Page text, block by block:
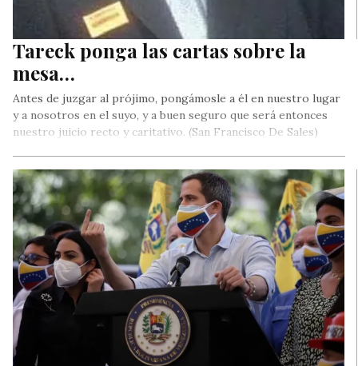
Tareck ponga las cartas sobre la
mesa…
Antes de juzgar al prójimo, pongámosle a él en nuestro lugar
y a nosotros en el suyo, y a buen seguro que será entonces
nuestro juicio recto y caritativo. (San Francisco De Sales)